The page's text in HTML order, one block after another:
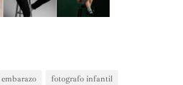
embarazo
fotografo infantil